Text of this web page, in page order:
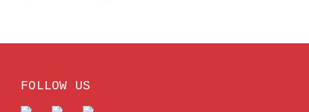
FOLLOW US